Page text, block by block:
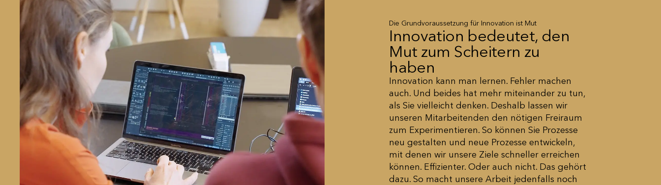
Die Grundvoraussetzung für Innovation ist Mut
Innovation bedeutet, den
Mut zum Scheitern zu
haben
Innovation kann man lernen. Fehler machen
auch. Und beides hat mehr miteinander zu tun,
als Sie vielleicht denken. Deshalb lassen wir
unseren Mitarbeitenden den nötigen Freiraum
zum Experimentieren. So können Sie Prozesse
neu gestalten und neue Prozesse entwickeln,
mit denen wir unsere Ziele schneller erreichen
können. Effizienter. Oder auch nicht. Das gehört
dazu. So macht unsere Arbeit jedenfalls noch